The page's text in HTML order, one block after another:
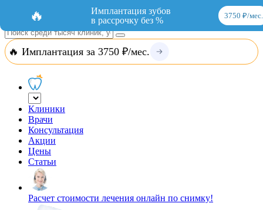
Добавить организациюВход
🔥 Имплантация за 3750 ₽/мес.
Клиники
Врачи
Консультация
Акции
Цены
Статьи
Расчет стоимости лечения онлайн по снимку!
🔥
Имплантация зубов
в рассрочку без %
3750 ₽/мес.